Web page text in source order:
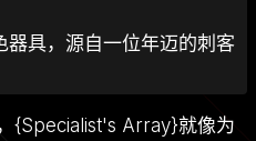
器具，源自一位年迈的刺客
{Specialist's Array}就像为